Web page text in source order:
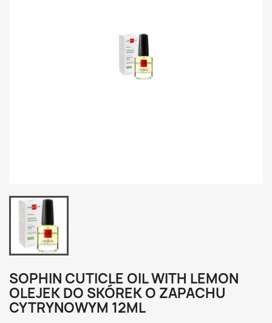
SOPHIN CUTICLE OIL WITH LEMON
OLEJEK DO SKÓREK O ZAPACHU
CYTRYNOWYM 12ML